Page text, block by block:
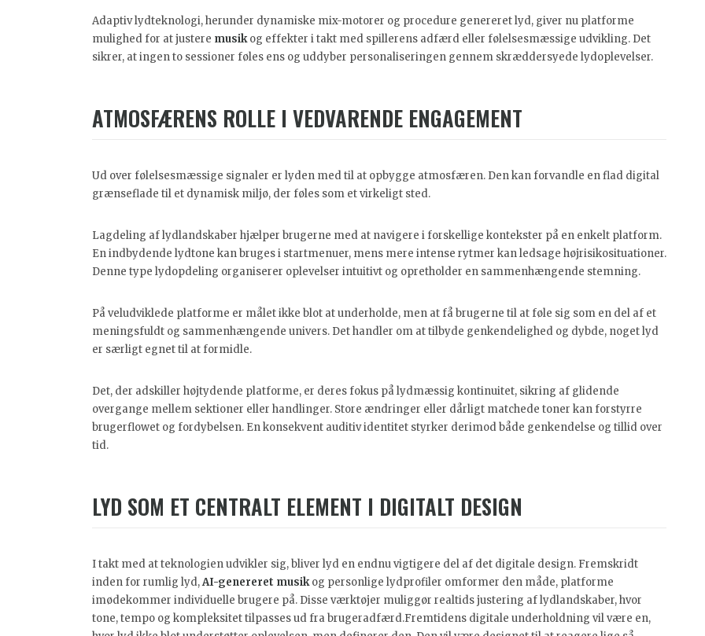
Adaptiv lydteknologi, herunder dynamiske mix-motorer og procedure genereret lyd, giver nu platforme
mulighed for at justere musikog effekter i takt med spillerens adfærd eller følelsesmæssige udvikling. Det
sikrer, at ingen to sessioner føles ens og uddyber personaliseringen gennem skræddersyede lydoplevelser.
ATMOSFÆRENS ROLLE I VEDVARENDE ENGAGEMENT
Ud over følelsesmæssige signaler er lyden med til at opbygge atmosfæren. Den kan forvandle en flad digital
grænseflade til et dynamisk miljø, der føles som et virkeligt sted.
Lagdeling af lydlandskaber hjælper brugerne med at navigere i forskellige kontekster på en enkelt platform.
En indbydende lydtone kan bruges i startmenuer, mens mere intense rytmer kan ledsage højrisikosituationer.
Denne type lydopdeling organiserer oplevelser intuitivt og opretholder en sammenhængende stemning.
På veludviklede platforme er målet ikke blot at underholde, men at få brugerne til at føle sig som en del af et
meningsfuldt og sammenhængende univers. Det handler om at tilbyde genkendelighed og dybde, noget lyd
er særligt egnet til at formidle.
Det, der adskiller højtydende platforme, er deres fokus på lydmæssig kontinuitet, sikring af glidende
overgange mellem sektioner eller handlinger. Store ændringer eller dårligt matchede toner kan forstyrre
brugerflowet og fordybelsen. En konsekvent auditiv identitet styrker derimod både genkendelse og tillid over
tid.
LYD SOM ET CENTRALT ELEMENT I DIGITALT DESIGN
I takt med at teknologien udvikler sig, bliver lyd en endnu vigtigere del af det digitale design. Fremskridt
inden for rumlig lyd,AI-genereret musikog personlige lydprofiler omformer den måde, platforme
imødekommer individuelle brugere på. Disse værktøjer muliggør realtids justering af lydlandskaber, hvor
tone, tempo og kompleksitet tilpasses ud fra brugeradfærd.Fremtidens digitale underholdning vil være en,